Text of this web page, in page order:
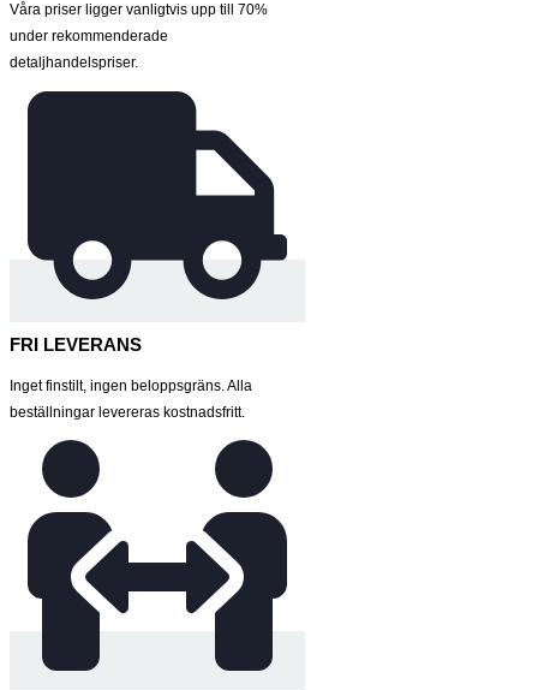
Våra priser ligger vanligtvis upp till 70%
under rekommenderade
detaljhandelspriser.
FRI LEVERANS
Inget finstilt, ingen beloppsgräns. Alla
beställningar levereras kostnadsfritt.